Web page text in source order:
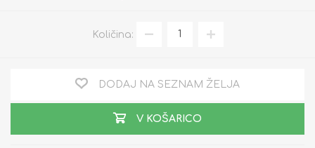
Količina:
DODAJ NA SEZNAM ŽELJA
V KOŠARICO